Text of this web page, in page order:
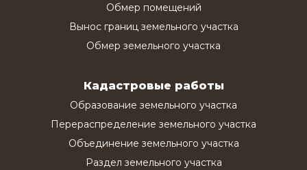
Обмер помещений
Вынос границ земельного участка
Обмер земельного участка
Кадастровые работы
Образование земельного участка
Перераспределение земельного участка
Объединение земельного участка
Раздел земельного участка